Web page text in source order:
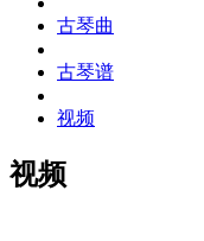
古琴曲
古琴谱
视频
视频